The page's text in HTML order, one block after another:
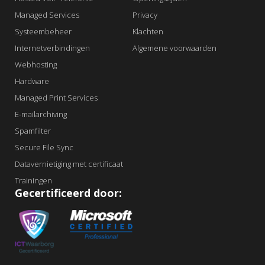
Managed Services
Systeembeheer
Internetverbindingen
Webhosting
Hardware
Managed Print Services
E-mailarchiving
Spamfilter
Secure File Sync
Datavernietiging met certificaat
Trainingen
Privacy
Klachten
Algemene voorwaarden
Gecertificeerd door: